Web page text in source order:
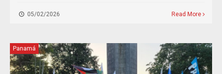
05/02/2026 Read More
Panamá